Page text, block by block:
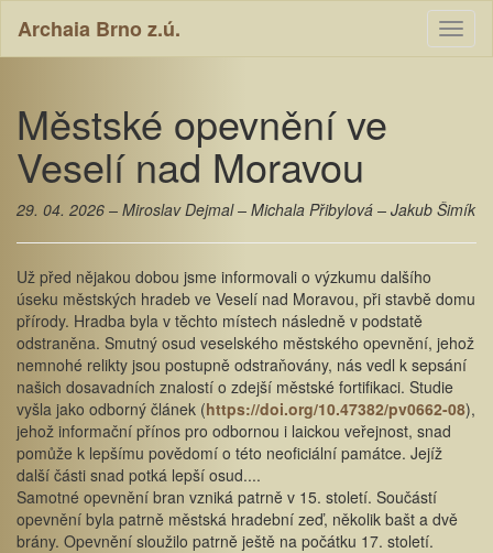
Archaia Brno z.ú.
Městské opevnění ve
Veselí nad Moravou
29. 04. 2026 – Miroslav Dejmal – Michala Přibylová – Jakub Šimík
Už před nějakou dobou jsme informovali o výzkumu dalšího
úseku městských hradeb ve Veselí nad Moravou, při stavbě domu
přírody. Hradba byla v těchto místech následně v podstatě
odstraněna. Smutný osud veselského městského opevnění, jehož
nemnohé relikty jsou postupně odstraňovány, nás vedl k sepsání
našich dosavadních znalostí o zdejší městské fortifikaci. Studie
vyšla jako odborný článek (https://doi.org/10.47382/pv0662-08),
jehož informační přínos pro odbornou i laickou veřejnost, snad
pomůže k lepšímu povědomí o této neoficiální památce. Jejíž
další části snad potká lepší osud....
Samotné opevnění bran vzniká patrně v 15. století. Součástí
opevnění byla patrně městská hradební zeď, několik bašt a dvě
brány. Opevnění sloužilo patrně ještě na počátku 17. století.